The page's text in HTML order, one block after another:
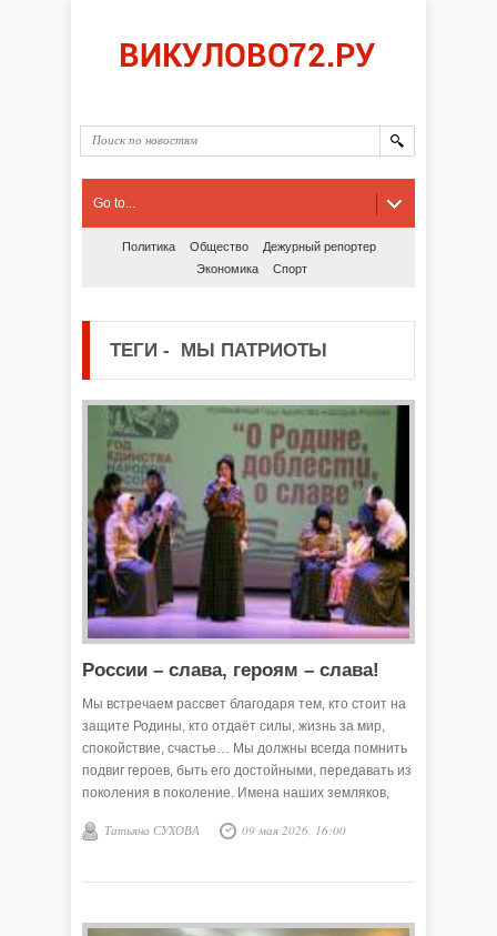
Go to...
Политика Общество
Дежурный репортер
Экономика
Спорт
ТЕГИ - МЫ ПАТРИОТЫ
России – слава, героям – слава!
Мы встречаем рассвет благодаря тем, кто стоит на
защите Родины, кто отдаёт силы, жизнь за мир,
спокойствие, счастье… Мы должны всегда помнить
подвиг героев, быть его достойными, передавать из
поколения в поколение. Имена наших земляков,
алтарь Победы самое дорогое, что есть у человека,
Татьяна СУХОВА 09 мая 2026, 16:00